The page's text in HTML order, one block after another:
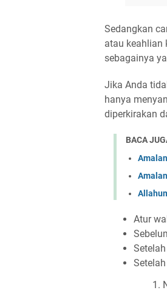
Sedangkan
atau keahlian
sebagainya
Jika Anda
hanya
diperkirakan
BACA
Atur